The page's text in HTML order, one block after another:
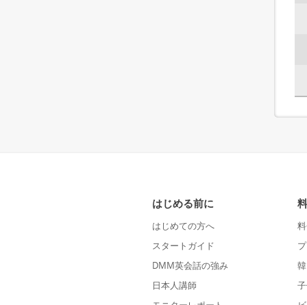
はじめる前に
はじめての方へ
スタートガイド
DMM英会話の強み
日本人講師